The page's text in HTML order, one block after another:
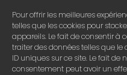
Pour offrir les meilleures
telles que les cookies pour
appareils. Le fait de consentir à
traiter des données telles que
ID uniques sur ce site. Le fait de
consentement peut avoir un
Service